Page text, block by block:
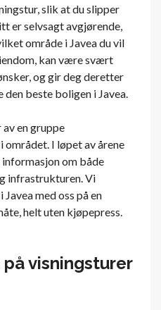
slik at du slipper
er selvsagt avgjørende,
område i Javea du vil
kan være svært
og gir deg deretter
beste boligen i Javea.
en gruppe
området. I løpet av årene
om både
infrastrukturen. Vi
med oss ​​på en
helt uten kjøpepress.
visningsturer